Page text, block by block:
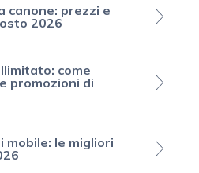
canone: prezzi e
2026
come
promozioni di
le migliori